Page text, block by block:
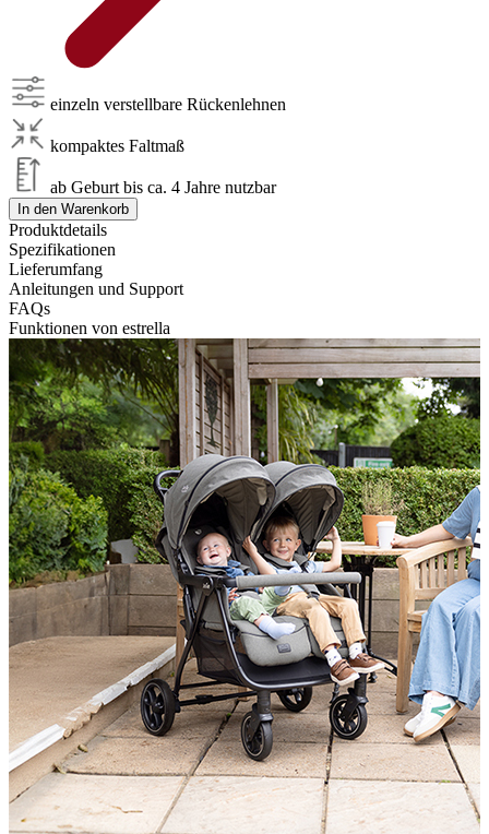
einzeln verstellbare Rückenlehnen
kompaktes Faltmaß
ab Geburt bis ca. 4 Jahre nutzbar
In den Warenkorb
Produktdetails
Spezifikationen
Lieferumfang
Anleitungen und Support
FAQs
Funktionen von estrella